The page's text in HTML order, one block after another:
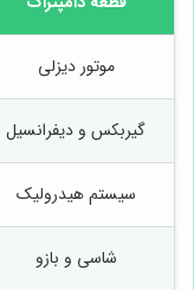
موتور دیزلی
گیربکس و دیفرانسیل
سیستم هیدرولیک
شاسی و بازو